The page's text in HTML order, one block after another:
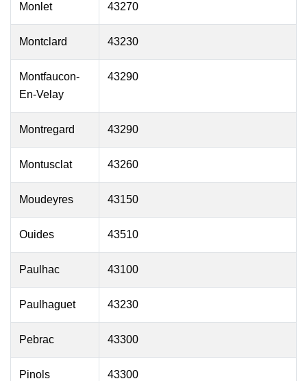
Monlet 43270
Montclard 43230
Montfaucon-
En-Velay
43290
Montregard 43290
Montusclat 43260
Moudeyres 43150
Ouides 43510
Paulhac 43100
Paulhaguet 43230
Pebrac 43300
Pinols 43300